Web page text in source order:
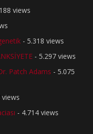
views
- 5.318 views
- 5.297 views
Patch Adams - 5.075
views
- 4.714 views